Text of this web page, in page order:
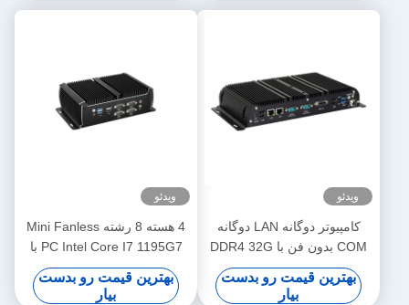
ویدئو
کامپیوتر دوگانه LAN دوگانه
COM بدون فن با DDR4 32G
Intel Celeron J4125 J6412
Mini PC
بهترین قیمت رو بدست
بیار
ویدئو
4 هسته 8 رشته Mini Fanless
PC Intel Core I7 1195G7 با
دوگانه LAN 6COM DDR4
بهترین قیمت رو بدست
بیار